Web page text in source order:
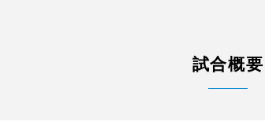
試合概要